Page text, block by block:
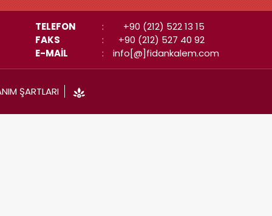
TELEFON :
+90 (212) 522 13 15
FAKS
:
+90 (212) 527 40 92
E-MAİL
: info[@]fidankalem.com
ŞARTLARI